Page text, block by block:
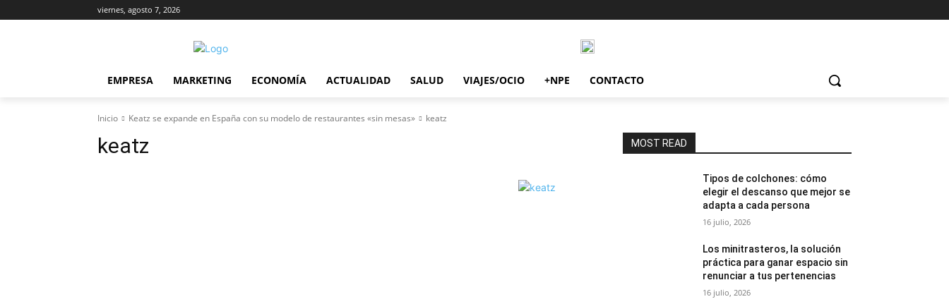
viernes, agosto 7, 2026
EMPRESA MARKETING ECONOMÍA ACTUALIDAD SALUD VIAJES/OCIO +NPE CONTACTO
Inicio Keatz se expande en España con su modelo de restaurantes «sin mesas» keatz
keatz MOST READ
Tipos de colchones: cómo
elegir el descanso que mejor se
adapta a cada persona
16 julio, 2026
Los minitrasteros, la solución
práctica para ganar espacio sin
renunciar a tus pertenencias
16 julio, 2026